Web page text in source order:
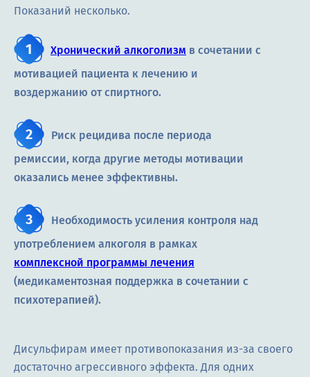
Показаний несколько.
Хронический алкоголизм в сочетании с
мотивацией пациента к лечению и
воздержанию от спиртного.
Риск рецидива после периода
ремиссии, когда другие методы мотивации
оказались менее эффективны.
Необходимость усиления контроля над
употреблением алкоголя в рамках
комплексной программы лечения
(медикаментозная поддержка в сочетании с
психотерапией).
Дисульфирам имеет противопоказания из-за своего
достаточно агрессивного эффекта. Для одних